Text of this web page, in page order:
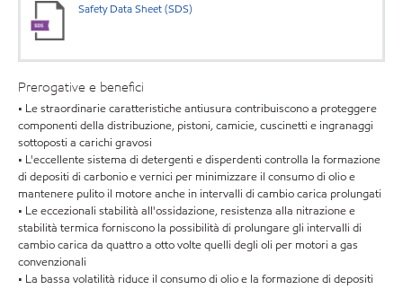
Safety Data Sheet (SDS)
Prerogative e benefici
• Le straordinarie caratteristiche antiusura contribuiscono a proteggere
componenti della distribuzione, pistoni, camicie, cuscinetti e ingranaggi
sottoposti a carichi gravosi
• L'eccellente sistema di detergenti e disperdenti controlla la formazione
di depositi di carbonio e vernici per minimizzare il consumo di olio e
mantenere pulito il motore anche in intervalli di cambio carica prolungati
• Le eccezionali stabilità all'ossidazione, resistenza alla nitrazione e
stabilità termica forniscono la possibilità di prolungare gli intervalli di
cambio carica da quattro a otto volte quelli degli oli per motori a gas
convenzionali
• La bassa volatilità riduce il consumo di olio e la formazione di depositi